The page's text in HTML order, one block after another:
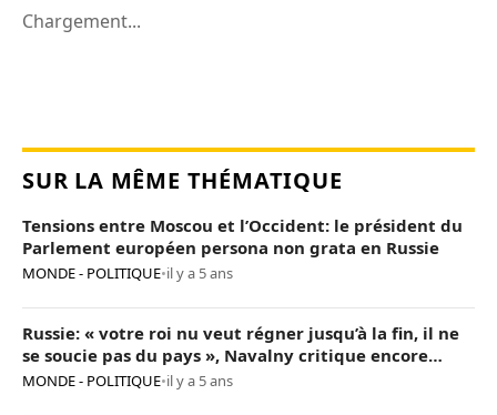
Chargement...
SUR LA MÊME THÉMATIQUE
Tensions entre Moscou et l’Occident: le président du
Parlement européen persona non grata en Russie
MONDE - POLITIQUE•il y a 5 ans
Russie: « votre roi nu veut régner jusqu’à la fin, il ne
se soucie pas du pays », Navalny critique encore
Poutine
MONDE - POLITIQUE•il y a 5 ans